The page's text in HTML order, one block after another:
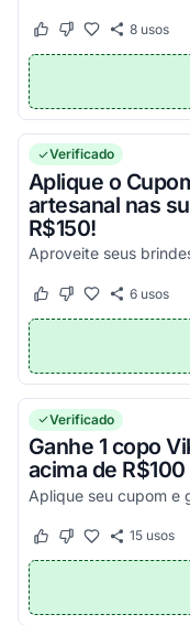
Este cupom funcionou
Este cupom não
8usos
Verificado
Aplique o
artesanal nas
R$150!
Este cupom funcionou
Este cupom não
6usos
Verificado
Ganhe 1 copo
acima de
Aplique seu cupom e
Este cupom funcionou
Este cupom não
15usos